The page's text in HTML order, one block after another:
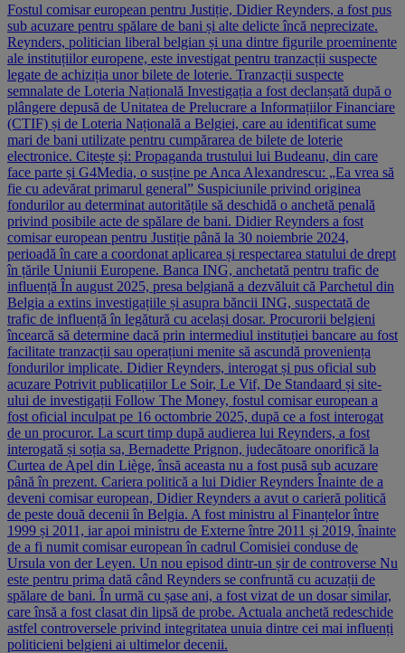
Fostul comisar european pentru Justiție, Didier Reynders, a fost pus
sub acuzare pentru spălare de bani și alte delicte încă neprecizate.
Reynders, politician liberal belgian și una dintre figurile proeminente
ale instituțiilor europene, este investigat pentru tranzacții suspecte
legate de achiziția unor bilete de loterie. Tranzacții suspecte
semnalate de Loteria Națională Investigația a fost declanșată după o
plângere depusă de Unitatea de Prelucrare a Informațiilor Financiare
(CTIF) și de Loteria Națională a Belgiei, care au identificat sume
mari de bani utilizate pentru cumpărarea de bilete de loterie
electronice. Citește și: Propaganda trustului lui Budeanu, din care
face parte și G4Media, o susține pe Anca Alexandrescu: „Ea vrea să
fie cu adevărat primarul general” Suspiciunile privind originea
fondurilor au determinat autoritățile să deschidă o anchetă penală
privind posibile acte de spălare de bani. Didier Reynders a fost
comisar european pentru Justiție până la 30 noiembrie 2024,
perioadă în care a coordonat aplicarea și respectarea statului de drept
în țările Uniunii Europene. Banca ING, anchetată pentru trafic de
influență În august 2025, presa belgiană a dezvăluit că Parchetul din
Belgia a extins investigațiile și asupra băncii ING, suspectată de
trafic de influență în legătură cu același dosar. Procurorii belgieni
încearcă să determine dacă prin intermediul instituției bancare au fost
facilitate tranzacții sau operațiuni menite să ascundă proveniența
fondurilor implicate. Didier Reynders, interogat și pus oficial sub
acuzare Potrivit publicațiilor Le Soir, Le Vif, De Standaard și site-
ului de investigații Follow The Money, fostul comisar european a
fost oficial inculpat pe 16 octombrie 2025, după ce a fost interogat
de un procuror. La scurt timp după audierea lui Reynders, a fost
interogată și soția sa, Bernadette Prignon, judecătoare onorifică la
Curtea de Apel din Liège, însă aceasta nu a fost pusă sub acuzare
până în prezent. Cariera politică a lui Didier Reynders Înainte de a
deveni comisar european, Didier Reynders a avut o carieră politică
de peste două decenii în Belgia. A fost ministru al Finanțelor între
1999 și 2011, iar apoi ministru de Externe între 2011 și 2019, înainte
de a fi numit comisar european în cadrul Comisiei conduse de
Ursula von der Leyen. Un nou episod dintr-un șir de controverse Nu
este pentru prima dată când Reynders se confruntă cu acuzații de
spălare de bani. În urmă cu șase ani, a fost vizat de un dosar similar,
care însă a fost clasat din lipsă de probe. Actuala anchetă redeschide
astfel controversele privind integritatea unuia dintre cei mai influenți
politicieni belgieni ai ultimelor decenii.